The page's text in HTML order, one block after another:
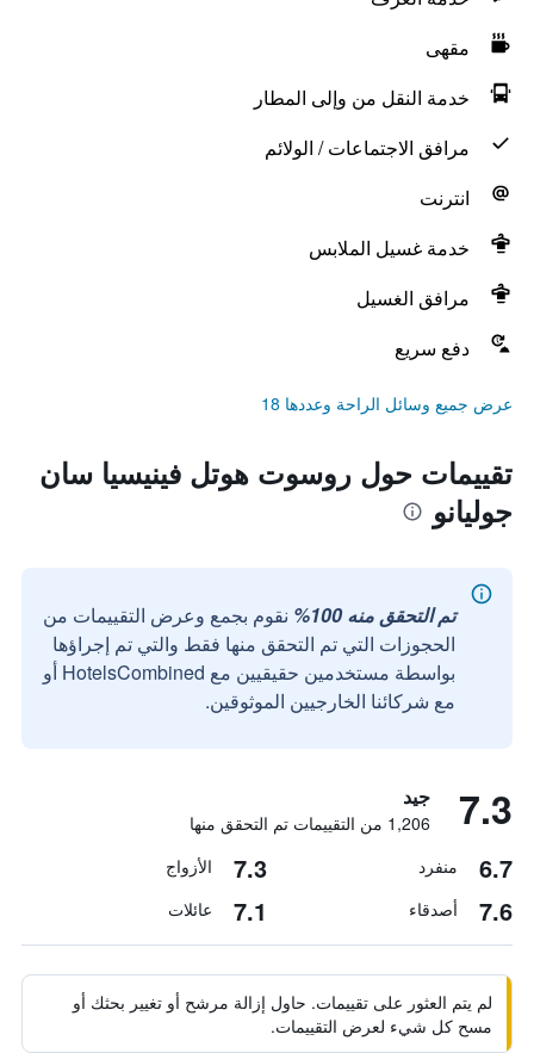
مقهى
خدمة النقل من وإلى المطار
مرافق الاجتماعات / الولائم
انترنت
خدمة غسيل الملابس
مرافق الغسيل
دفع سريع
عرض جميع وسائل الراحة وعددها 18
تقييمات حول روسوت هوتل فينيسيا سان
جوليانو
تم التحقق منه 100%
نقوم بجمع وعرض التقييمات من
الحجوزات التي تم التحقق منها فقط والتي تم إجراؤها
بواسطة مستخدمين حقيقيين مع HotelsCombined أو
مع شركائنا الخارجيين الموثوقين.
7.3 جيد
1,206 من التقييمات تم التحقق منها
6.7 منفرد 7.3 الأزواج
7.6 أصدقاء 7.1 عائلات
لم يتم العثور على تقييمات. حاول إزالة مرشح أو تغيير بحثك أو
مسح كل شيء لعرض التقييمات.